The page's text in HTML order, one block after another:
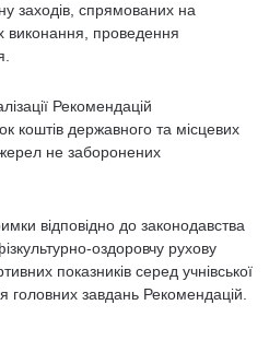
заходів, спрямованих на
виконання, проведення
Рекомендацій
коштів державного та місцевих
не заборонених
відповідно до законодавства
оздоровчу рухову
показників серед учнівської
головних завдань Рекомендацій.